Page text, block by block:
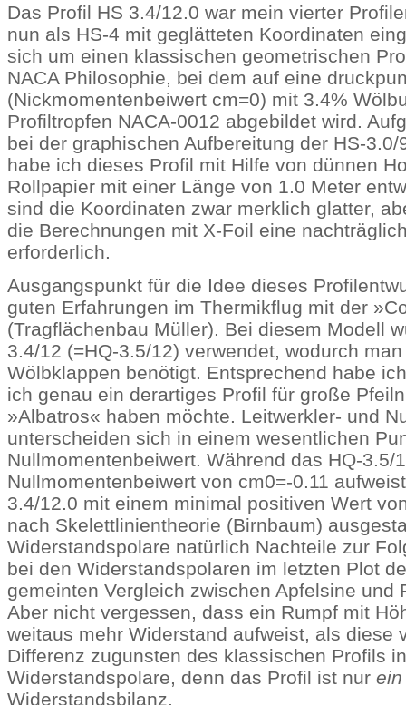
Das Profil HS 3.4/12.0 war mein vierter
nun als HS-4 mit geglätteten Koordinaten
sich um einen klassischen geometrischen
NACA Philosophie, bei dem auf eine
(Nickmomentenbeiwert cm=0) mit 3.4%
Profiltropfen NACA-0012 abgebildet wird.
bei der graphischen Aufbereitung der HS-3.0/
habe ich dieses Profil mit Hilfe von dünnen
Rollpapier mit einer Länge von 1.0 Meter
sind die Koordinaten zwar merklich glatter,
die Berechnungen mit X-Foil eine
erforderlich.
Ausgangspunkt für die Idee dieses
guten Erfahrungen im Thermikflug mit der
(Tragflächenbau Müller). Bei diesem Modell
3.4/12 (=HQ-3.5/12) verwendet, wodurch
Wölbklappen benötigt. Entsprechend habe
ich genau ein derartiges Profil für große
»Albatros« haben möchte. Leitwerkler- und
unterscheiden sich in einem wesentlichen
Nullmomentenbeiwert. Während das HQ-3.5/
Nullmomentenbeiwert von cm0=-0.11
3.4/12.0 mit einem minimal positiven Wert
nach Skelettlinientheorie (Birnbaum)
Widerstandspolare natürlich Nachteile zur
bei den Widerstandspolaren im letzten Plot
gemeinten Vergleich zwischen Apfelsine und
Aber nicht vergessen, dass ein Rumpf mit
weitaus mehr Widerstand aufweist, als diese
Differenz zugunsten des klassischen Profils
Widerstandspolare, denn das Profil ist nur ein
Widerstandsbilanz.